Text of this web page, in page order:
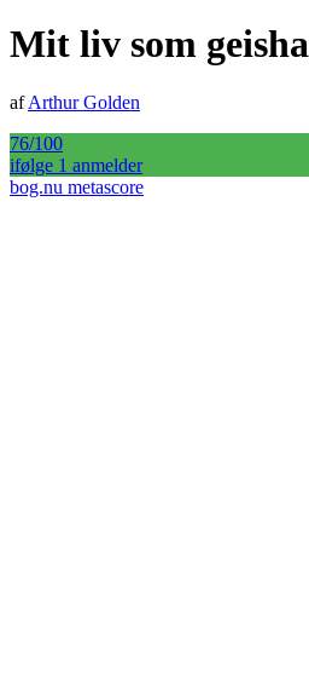
Mit liv som geisha
afArthur Golden
76/100
ifølge 1 anmelder
bog.nu metascore